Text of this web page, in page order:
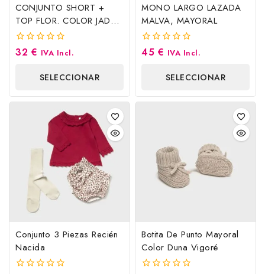
CONJUNTO SHORT +
TOP FLOR. COLOR JADE.
MAYORAL
0
32 € IVA Incl.
SELECCIONAR
OPCIONES
MONO LARGO LAZADA
MALVA, MAYORAL
0
45 € IVA Incl.
SELECCIONAR
OPCIONES
Conjunto 3 Piezas Recién
Nacida
Botita De Punto Mayoral
Color Duna Vigoré